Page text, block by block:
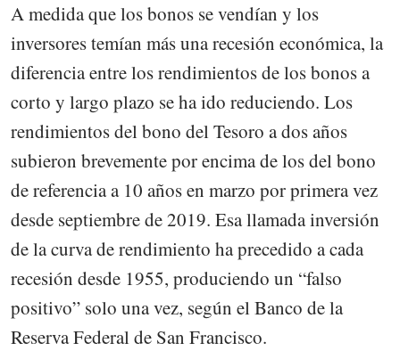
A medida que los bonos se vendían y los
inversores temían más una recesión económica, la
diferencia entre los rendimientos de los bonos a
corto y largo plazo se ha ido reduciendo. Los
rendimientos del bono del Tesoro a dos años
subieron brevemente por encima de los del bono
de referencia a 10 años en marzo por primera vez
desde septiembre de 2019. Esa llamada inversión
de la curva de rendimiento ha precedido a cada
recesión desde 1955, produciendo un “falso
positivo” solo una vez, según el Banco de la
Reserva Federal de San Francisco.